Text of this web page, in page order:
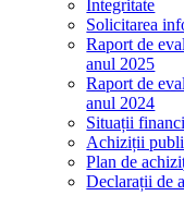
Integritate
Solicitarea
Raport de
anul 2025
Raport de
anul 2024
Situații
Achiziții
Plan de
Declarații de